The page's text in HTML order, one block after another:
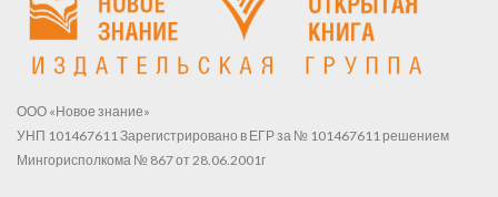
ООО «Новое знание»
УНП 101467611 Зарегистрировано в ЕГР за № 101467611 решением
Мингорисполкома № 867 от 28.06.2001г